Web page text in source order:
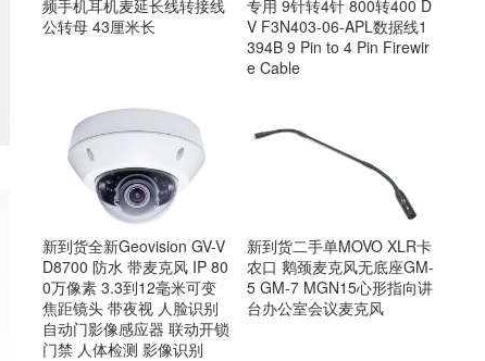
频手机耳机麦延长线转接线
公转母 43厘米长
专用 9针转4针 800转400 D
V F3N403-06-APL数据线1
394B 9 Pin to 4 Pin Firewir
e Cable
新到货全新Geovision GV-V
D8700 防水 带麦克风 IP 80
0万像素 3.3到12毫米可变
焦距镜头 带夜视 人脸识别
自动门影像感应器 联动开锁
门禁 人体检测 影像识别
新到货二手单MOVO XLR卡
农口 鹅颈麦克风无底座GM-
5 GM-7 MGN15心形指向讲
台办公室会议麦克风